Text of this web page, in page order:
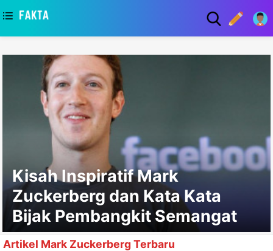
Kisah Inspiratif Mark
Zuckerberg dan Kata Kata
Bijak Pembangkit Semangat
Artikel Mark Zuckerberg Terbaru